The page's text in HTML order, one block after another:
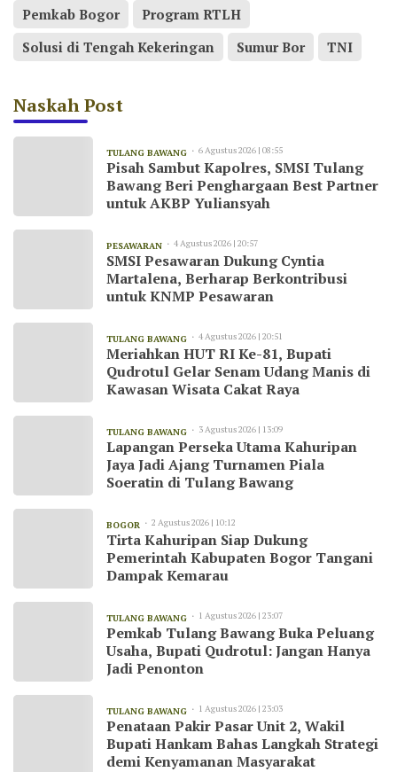
Pemkab Bogor
Program RTLH
Solusi di Tengah Kekeringan
Sumur Bor TNI
Naskah Post
TULANG BAWANG 6 Agustus 2026 | 08:55
Pisah Sambut Kapolres, SMSI Tulang
Bawang Beri Penghargaan Best Partner
untuk AKBP Yuliansyah
PESAWARAN 4 Agustus 2026 | 20:57
SMSI Pesawaran Dukung Cyntia
Martalena, Berharap Berkontribusi
untuk KNMP Pesawaran
TULANG BAWANG 4 Agustus 2026 | 20:51
Meriahkan HUT RI Ke-81, Bupati
Qudrotul Gelar Senam Udang Manis di
Kawasan Wisata Cakat Raya
TULANG BAWANG 3 Agustus 2026 | 13:09
Lapangan Perseka Utama Kahuripan
Jaya Jadi Ajang Turnamen Piala
Soeratin di Tulang Bawang
BOGOR 2 Agustus 2026 | 10:12
Tirta Kahuripan Siap Dukung
Pemerintah Kabupaten Bogor Tangani
Dampak Kemarau
TULANG BAWANG 1 Agustus 2026 | 23:07
Pemkab Tulang Bawang Buka Peluang
Usaha, Bupati Qudrotul: Jangan Hanya
Jadi Penonton
TULANG BAWANG 1 Agustus 2026 | 23:03
Penataan Pakir Pasar Unit 2, Wakil
Bupati Hankam Bahas Langkah Strategi
demi Kenyamanan Masyarakat